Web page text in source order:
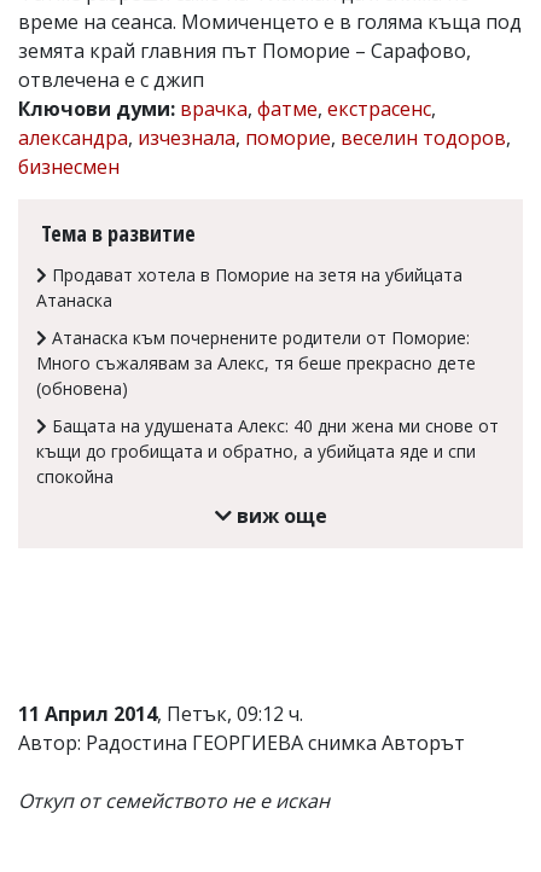
Коментарите
под
се
въвеждат
от
читателите
и
носи
отговорност
тях!
Ако
откриете
обиден
коментар,
моля
сигнализирайте
време на сеанса. Момиченцето е в голяма къща под
земята край главния път Поморие – Сарафово,
отвлечена е с джип
Ключови думи: врачка, фатме, екстрасенс,
александра, изчезнала, поморие, веселин тодоров,
бизнесмен
Тема в развитие
Продават хотела в Поморие на зетя на убийцата
Атанаска
Атанаска към почернените родители от Поморие:
Много съжалявам за Алекс, тя беше прекрасно дете
(обновена)
Бащата на удушената Алекс: 40 дни жена ми снове от
къщи до гробищата и обратно, а убийцата яде и спи
спокойна
виж още
11 Април 2014, Петък, 09:12 ч.
Автор: Радостина ГЕОРГИЕВА снимка Авторът
Откуп от семейството не е искан